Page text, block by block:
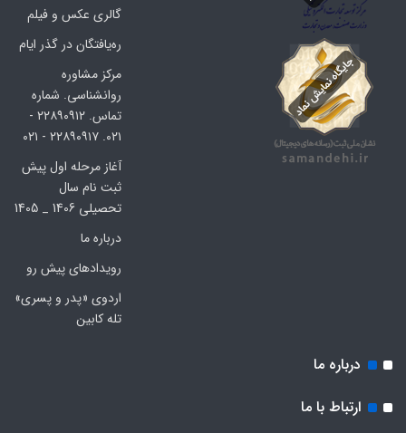
گالری عکس و فیلم
ره‌یافتگان در گذر ایام
مرکز مشاوره
روانشناسی. شماره
تماس. ۲۲۸۹۰۹۱۲ -
۰۲۱. ۲۲۸۹۰۹۱۷ - ۰۲۱
آغاز مرحله اول پیش
ثبت نام سال
تحصیلی 1406 _ 1405
درباره ما
رویدادهای پیش رو
اردوی «پدر و پسری»
تله کابین
درباره ما
ارتباط با ما